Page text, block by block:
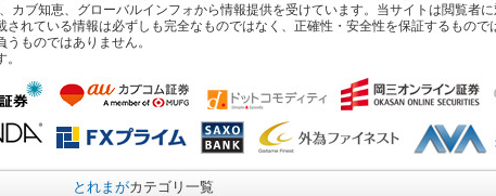
カブ知恵、グローバルインフォから情報提供を受けています。当サイトは閲覧者
れている情報は必ずしも完全なものではなく、正確性・安全性を保証するもので
ものではありません。
とれまがカテゴリ一覧